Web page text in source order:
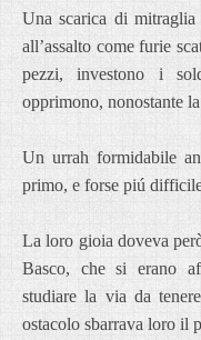
Una scarica di
all’assalto come furie
pezzi, investono i
opprimono, nonostante
Un urrah formidabile
primo, e forse piú
La loro gioia doveva
Basco, che si erano
studiare la via da
ostacolo sbarrava loro il